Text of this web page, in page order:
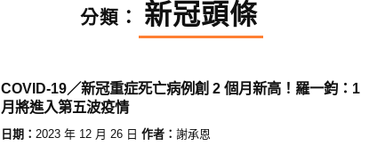
分類： 新冠頭條
COVID-19／新冠重症死亡病例創 2 個月新高！羅一鈞：1
月將進入第五波疫情
日期： 2023 年 12 月 26 日 作者： 謝承恩